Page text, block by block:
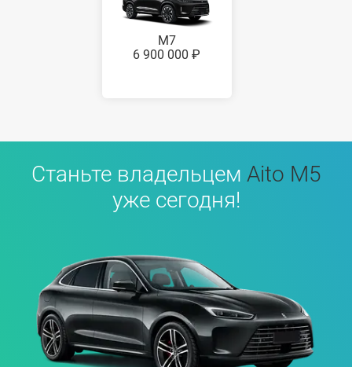
M7
6 900 000 ₽
Станьте владельцем Aito M5
уже сегодня!